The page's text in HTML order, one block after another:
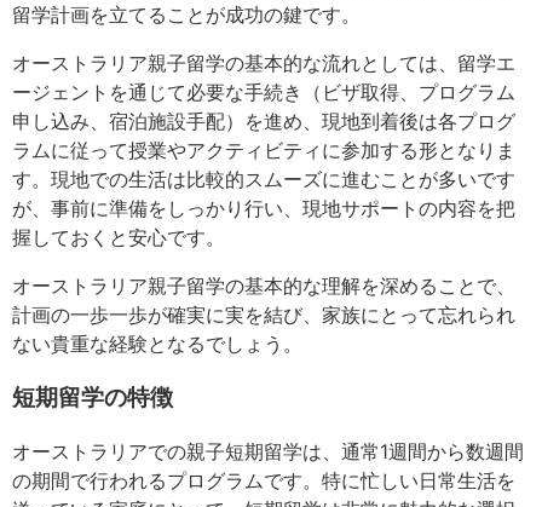
留学計画を立てることが成功の鍵です。
オーストラリア親子留学の基本的な流れとしては、留学エ
ージェントを通じて必要な手続き（ビザ取得、プログラム
申し込み、宿泊施設手配）を進め、現地到着後は各プログ
ラムに従って授業やアクティビティに参加する形となりま
す。現地での生活は比較的スムーズに進むことが多いです
が、事前に準備をしっかり行い、現地サポートの内容を把
握しておくと安心です。
オーストラリア親子留学の基本的な理解を深めることで、
計画の一歩一歩が確実に実を結び、家族にとって忘れられ
ない貴重な経験となるでしょう。
短期留学の特徴
オーストラリアでの親子短期留学は、通常1週間から数週間
の期間で行われるプログラムです。特に忙しい日常生活を